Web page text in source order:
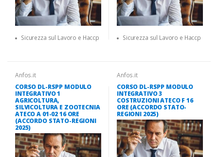
Sicurezza sul Lavoro e Haccp Sicurezza sul Lavoro e Haccp
Anfos.it
CORSO DL-RSPP MODULO
INTEGRATIVO 1
AGRICOLTURA,
SILVICOLTURA E ZOOTECNIA
ATECO A 01-02 16 ORE
(ACCORDO STATO-REGIONI
2025)
Anfos.it
CORSO DL-RSPP MODULO
INTEGRATIVO 3
COSTRUZIONI ATECO F 16
ORE (ACCORDO STATO-
REGIONI 2025)